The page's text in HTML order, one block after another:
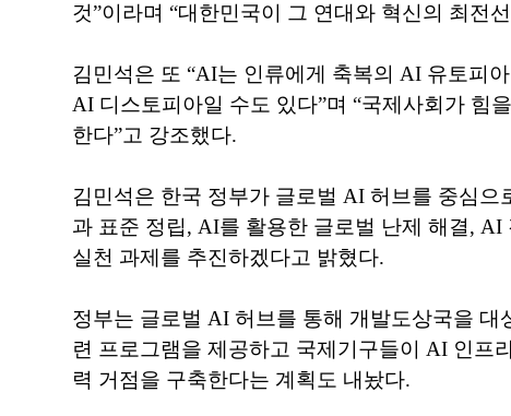
것”이라며 “대한민국이 그 연대와 혁신의 최전
김민석은 또 “AI는 인류에게 축복의 AI 유토피
AI 디스토피아일 수도 있다”며 “국제사회가 힘
한다”고 강조했다.
김민석은 한국 정부가 글로벌 AI 허브를 중심으
과 표준 정립, AI를 활용한 글로벌 난제 해결, AI
실천 과제를 추진하겠다고 밝혔다.
정부는 글로벌 AI 허브를 통해 개발도상국을 대
련 프로그램을 제공하고 국제기구들이 AI 인프
력 거점을 구축한다는 계획도 내놨다.